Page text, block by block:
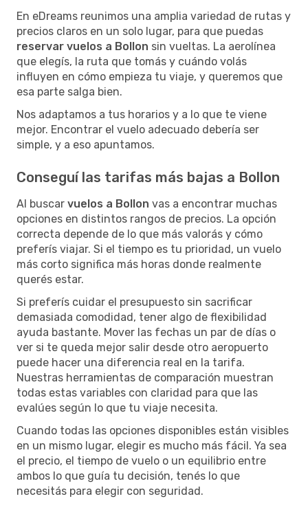
En eDreams reunimos una amplia variedad de rutas y
precios claros en un solo lugar, para que puedas
reservar vuelos a Bollon sin vueltas. La aerolínea
que elegís, la ruta que tomás y cuándo volás
influyen en cómo empieza tu viaje, y queremos que
esa parte salga bien.
Nos adaptamos a tus horarios y a lo que te viene
mejor. Encontrar el vuelo adecuado debería ser
simple, y a eso apuntamos.
Conseguí las tarifas más bajas a Bollon
Al buscar vuelos a Bollon vas a encontrar muchas
opciones en distintos rangos de precios. La opción
correcta depende de lo que más valorás y cómo
preferís viajar. Si el tiempo es tu prioridad, un vuelo
más corto significa más horas donde realmente
querés estar.
Si preferís cuidar el presupuesto sin sacrificar
demasiada comodidad, tener algo de flexibilidad
ayuda bastante. Mover las fechas un par de días o
ver si te queda mejor salir desde otro aeropuerto
puede hacer una diferencia real en la tarifa.
Nuestras herramientas de comparación muestran
todas estas variables con claridad para que las
evalúes según lo que tu viaje necesita.
Cuando todas las opciones disponibles están visibles
en un mismo lugar, elegir es mucho más fácil. Ya sea
el precio, el tiempo de vuelo o un equilibrio entre
ambos lo que guía tu decisión, tenés lo que
necesitás para elegir con seguridad.